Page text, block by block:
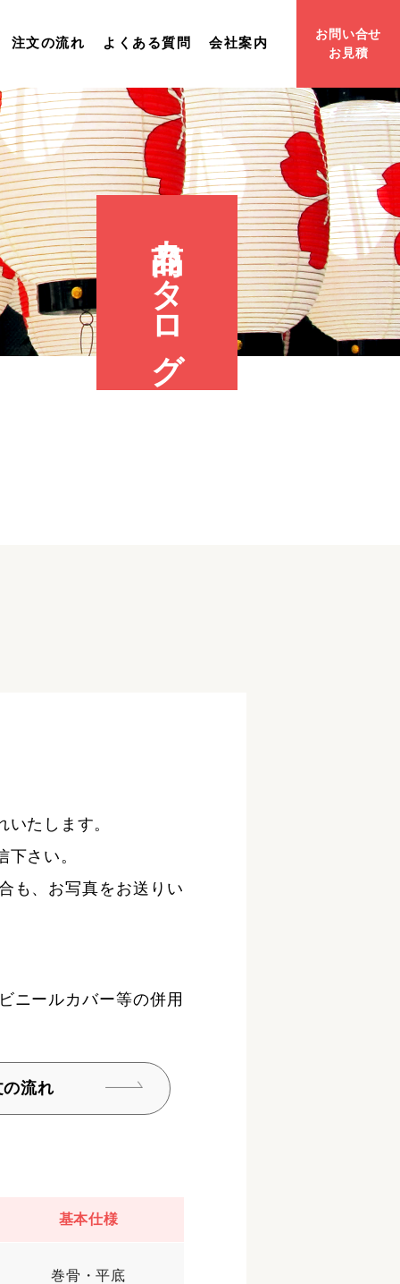
注文の流れ よくある質問 会社案内
お問い合せ
お見積
商品カタログ
たします。
さい。
も、お写真をお送りい
ニールカバー等の併用
の流れ
基本仕様
巻骨・平底